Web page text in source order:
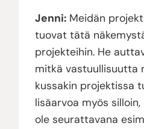
Jenni:Meidän
tuovat tätä
projekteihin. He
mitkä vastuullisuutta
kussakin projektissa
lisäarvoa myös
ole seurattavana